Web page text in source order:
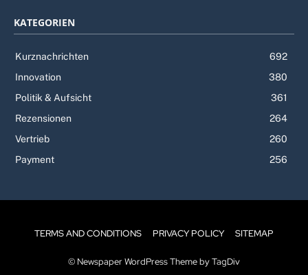
KATEGORIEN
Kurznachrichten
692
Innovation
380
Politik & Aufsicht
361
Rezensionen
264
Vertrieb
260
Payment
256
TERMS AND CONDITIONS PRIVACY POLICY SITEMAP
© Newspaper WordPress Theme by TagDiv